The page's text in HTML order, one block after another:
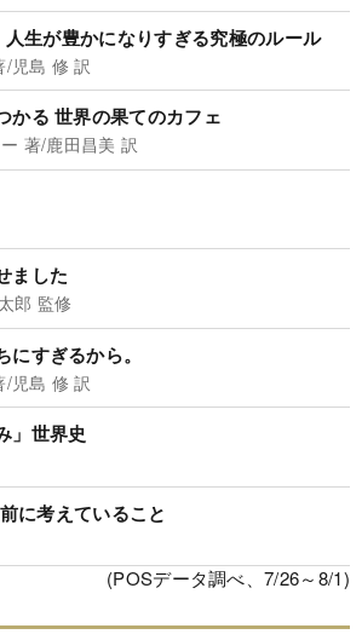
生が豊かになりすぎる究極のルール
/児島 修 訳
かる 世界の果てのカフェ
著/鹿田昌美 訳
ました
郎 監修
すぎるから。
児島 修 訳
」世界史
に考えていること
(POSデータ調べ、7/26～8/1)